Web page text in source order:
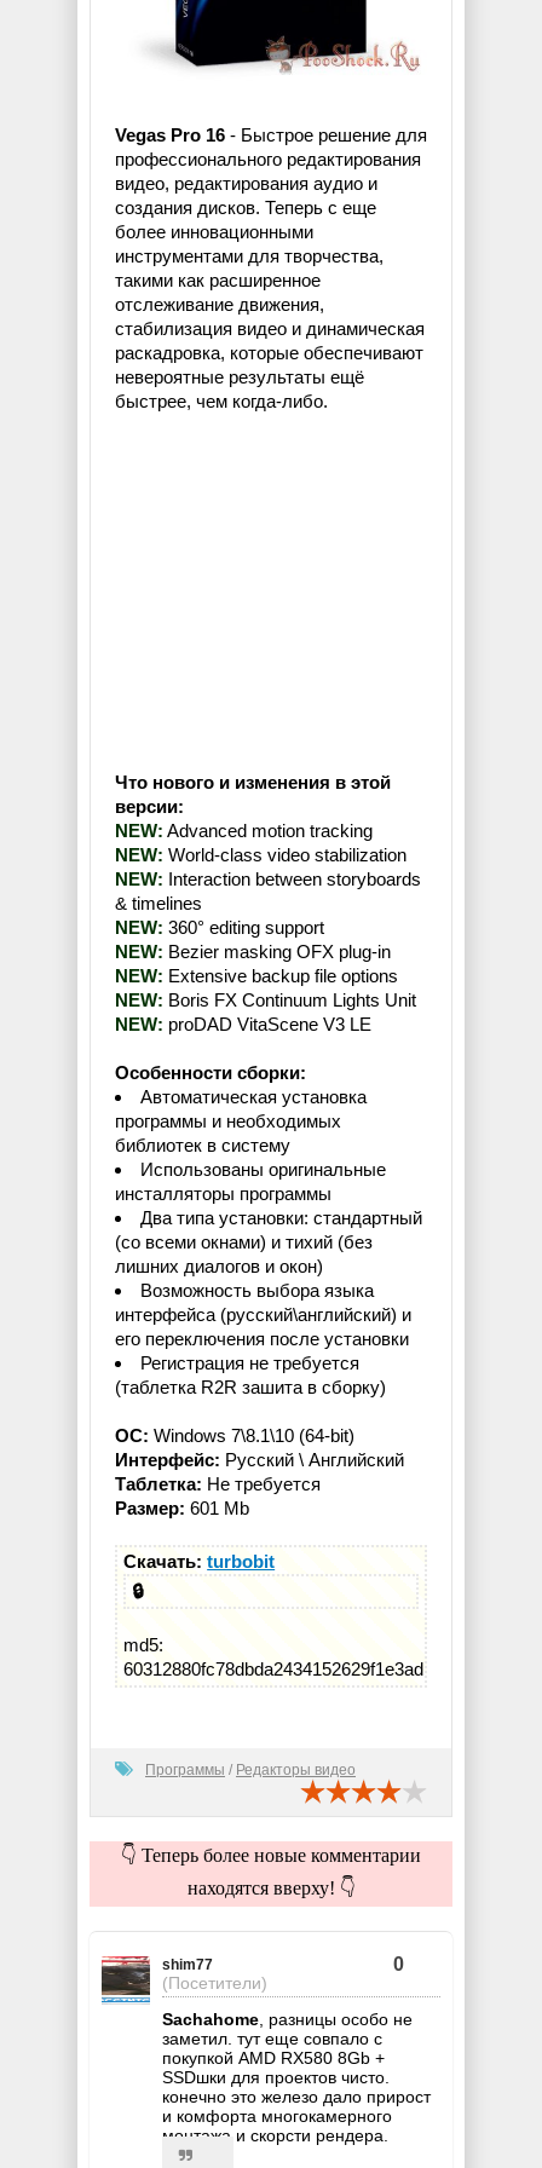
Vegas Pro 16 - Быстрое решение для
профессионального редактирования
видео, редактирования аудио и
создания дисков. Теперь с еще
более инновационными
инструментами для творчества,
такими как расширенное
отслеживание движения,
стабилизация видео и динамическая
раскадровка, которые обеспечивают
невероятные результаты ещё
быстрее, чем когда-либо.
Что нового и изменения в этой
версии:
NEW: Advanced motion tracking
NEW: World-class video stabilization
NEW: Interaction between storyboards
& timelines
NEW: 360° editing support
NEW: Bezier masking OFX plug-in
NEW: Extensive backup file options
NEW: Boris FX Continuum Lights Unit
NEW: proDAD VitaScene V3 LE
Особенности сборки:
Автоматическая установка
программы и необходимых
библиотек в систему
Использованы оригинальные
инсталляторы программы
Два типа установки: стандартный
(со всеми окнами) и тихий (без
лишних диалогов и окон)
Возможность выбора языка
интерфейса (русский\английский) и
его переключения после установки
Регистрация не требуется
(таблетка R2R зашита в сборку)
ОС: Windows 7\8.1\10 (64-bit)
Интерфейс: Русский \ Английский
Таблетка: Не требуется
Размер: 601 Mb
Скачать:turbobit
🔒
md5:
60312880fc78dbda2434152629f1e3ad
Программы / Редакторы видео
👇 Теперь более новые комментарии
находятся вверху! 👇
shim77
(Посетители)
0
Sachahome , разницы особо не
заметил. тут еще совпало с
покупкой AMD RX580 8Gb +
SSDшки для проектов чисто.
конечно это железо дало прирост
и комфорта многокамерного
монтажа и скорсти рендера.